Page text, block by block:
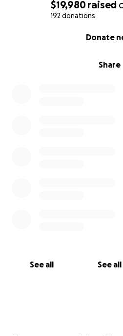
$19,980raised
192 donations
Share
Donate
See all See all